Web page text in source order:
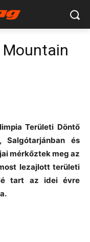
Területi Döntő
Salgótarjánban és
mérkőztek meg az
lezajlott területi
tart az idei évre